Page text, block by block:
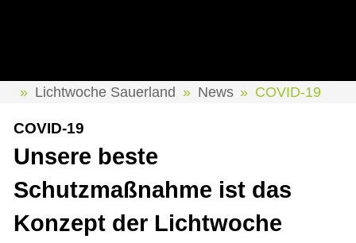
Lichtwoche Sauerland News COVID-19
COVID-19
Unsere beste
Schutzmaßnahme ist das
Konzept der Lichtwoche